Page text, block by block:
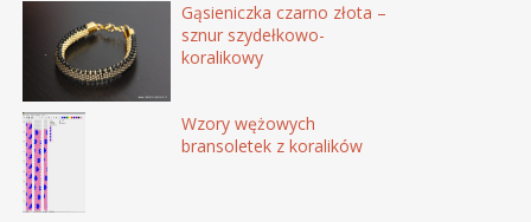
Gąsieniczka czarno złota –
sznur szydełkowo-
koralikowy
Wzory wężowych
bransoletek z koralików